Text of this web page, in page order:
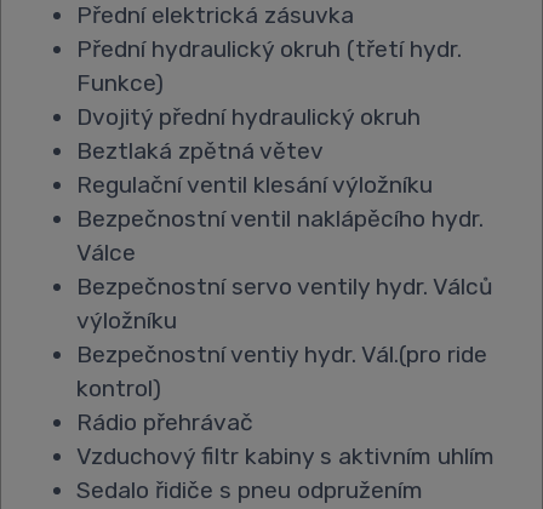
Přední elektrická zásuvka
Přední hydraulický okruh (třetí hydr.
Funkce)
Dvojitý přední hydraulický okruh
Beztlaká zpětná větev
Regulační ventil klesání výložníku
Bezpečnostní ventil naklápěcího hydr.
Válce
Bezpečnostní servo ventily hydr. Válců
výložníku
Bezpečnostní ventiy hydr. Vál.(pro ride
kontrol)
Rádio přehrávač
Vzduchový filtr kabiny s aktivním uhlím
Sedalo řidiče s pneu odpružením